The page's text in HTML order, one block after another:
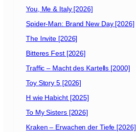
i
n
s
[
2
2
1
]
You, Me & Italy [2026]
Spider-Man: Brand New Day [2026]
The Invite [2026]
Bitteres Fest [2026]
Traffic – Macht des Kartells [2000]
Toy Story 5 [2026]
H wie Habicht [2025]
To My Sisters [2026]
Kraken – Erwachen der Tiefe [2026]